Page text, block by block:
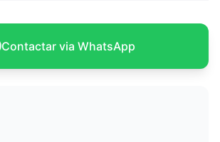
Contactar via WhatsApp